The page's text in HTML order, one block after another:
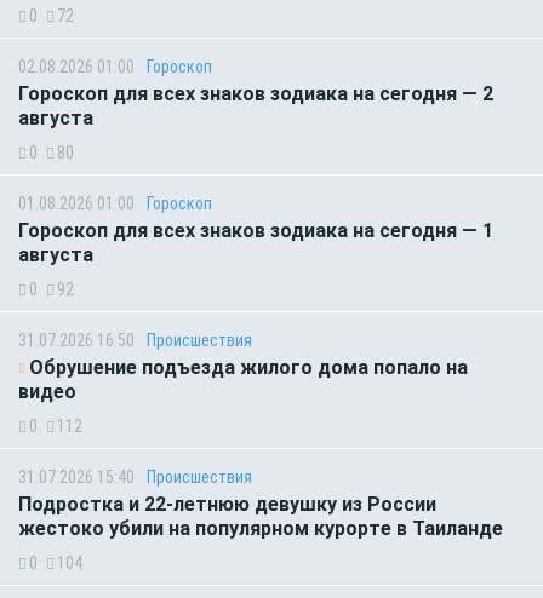
0 72
02.08.2026 01:00 Гороскоп
Гороскоп для всех знаков зодиака на сегодня — 2
августа
0 80
01.08.2026 01:00 Гороскоп
Гороскоп для всех знаков зодиака на сегодня — 1
августа
0 92
31.07.2026 16:50 Происшествия
Обрушение подъезда жилого дома попало на
видео
0 112
31.07.2026 15:40 Происшествия
Подростка и 22-летнюю девушку из России
жестоко убили на популярном курорте в Таиланде
0 104